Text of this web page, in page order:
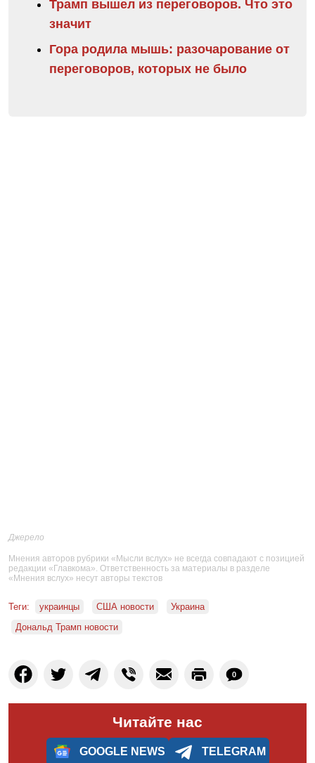
Трамп вышел из переговоров. Что это
значит
Гора родила мышь: разочарование от
переговоров, которых не было
Джерело
Мнения авторов рубрики «Мысли вслух» не всегда совпадают с позицией
редакции «Главкома». Ответственность за материалы в разделе
«Мнения вслух» несут авторы текстов
Теги: украинцы США новости
Украина
Дональд Трамп новости
0
Читайте нас
GOOGLE NEWS TELEGRAM